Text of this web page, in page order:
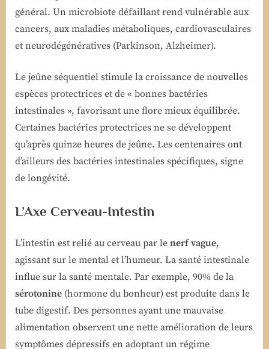
général. Un microbiote défaillant rend vulnérable aux
cancers, aux maladies métaboliques, cardiovasculaires
et neurodégénératives (Parkinson, Alzheimer).
Le jeûne séquentiel stimule la croissance de nouvelles
espèces protectrices et de « bonnes bactéries
intestinales », favorisant une flore mieux équilibrée.
Certaines bactéries protectrices ne se développent
qu’après quinze heures de jeûne. Les centenaires ont
d’ailleurs des bactéries intestinales spécifiques, signe
de longévité.
L’Axe Cerveau-Intestin
L’intestin est relié au cerveau par le nerf vague,
agissant sur le mental et l’humeur. La santé intestinale
influe sur la santé mentale. Par exemple, 90% de la
sérotonine (hormone du bonheur) est produite dans le
tube digestif. Des personnes ayant une mauvaise
alimentation observent une nette amélioration de leurs
symptômes dépressifs en adoptant un régime